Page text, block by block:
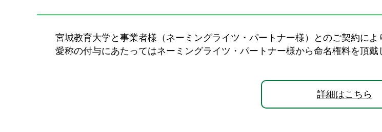
宮城教育大学と事業者様（ネーミングライツ・パートナー様）とのご契約によ
愛称の付与にあたってはネーミングライツ・パートナー様から命名権料を頂戴
詳細はこちら